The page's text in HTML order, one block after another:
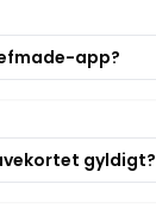
app?
gyldigt?